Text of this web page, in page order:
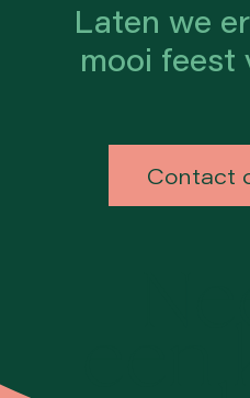
Laten we
mooi feest
Contact